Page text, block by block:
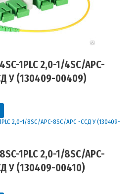
1PLC 2,0-1/4SC/APC-
У (130409-00409)
1PLC 2,0-1/8SC/APC-
У (130409-00410)